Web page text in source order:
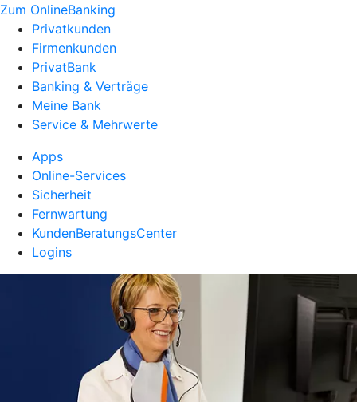
Zum OnlineBanking
Privatkunden
Firmenkunden
PrivatBank
Banking & Verträge
Meine Bank
Service & Mehrwerte
Apps
Online-Services
Sicherheit
Fernwartung
KundenBeratungsCenter
Logins